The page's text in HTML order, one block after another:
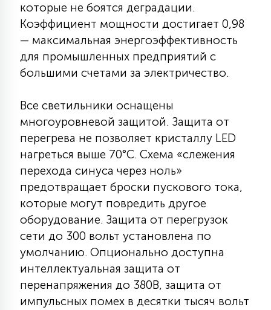
которые не боятся деградации.
Коэффициент мощности достигает 0,98
— максимальная энергоэффективность
для промышленных предприятий с
большими счетами за электричество.
Все светильники оснащены
многоуровневой защитой. Защита от
перегрева не позволяет кристаллу LED
нагреться выше 70°C. Схема «слежения
перехода синуса через ноль»
предотвращает броски пускового тока,
которые могут повредить другое
оборудование. Защита от перегрузок
сети до 300 вольт установлена по
умолчанию. Опционально доступна
интеллектуальная защита от
перенапряжения до 380В, защита от
импульсных помех в десятки тысяч вольт